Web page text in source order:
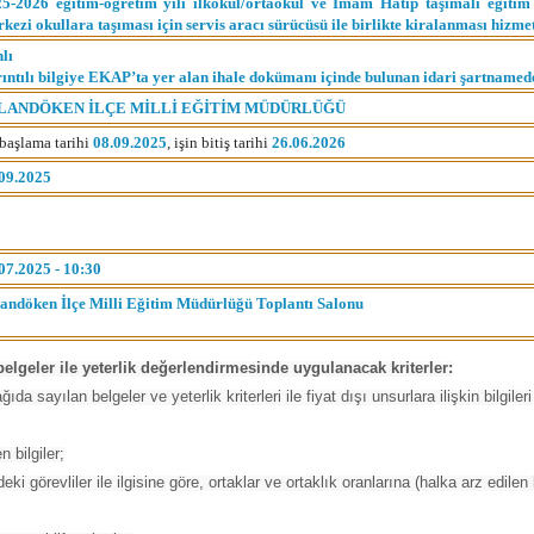
okullara taşıması için servis aracı sürücüsü ile birlikte kiralanması
bilgiye EKAP’ta yer alan ihale dokümanı içinde bulunan idari
İLÇE MİLLİ EĞİTİM MÜDÜRLÜĞÜ
tarihi 08.09.2025 , işin bitiş tarihi 26.06.2026
- 10:30
İlçe Milli Eğitim Müdürlüğü Toplantı Salonu
ile yeterlik değerlendirmesinde uygulanacak kriterler:
sayılan belgeler ve yeterlik kriterleri ile fiyat dışı unsurlara ilişkin
bilgiler;
görevliler ile ilgisine göre, ortaklar ve ortaklık oranlarına (halka arz